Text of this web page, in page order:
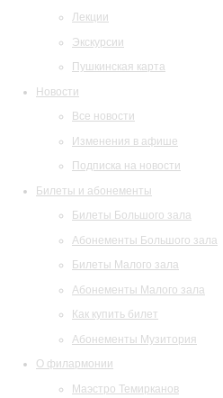
Лекции
Экскурсии
Пушкинская карта
Новости
Все новости
Изменения в афише
Подписка на новости
Билеты и абонементы
Билеты Большого зала
Абонементы Большого зала
Билеты Малого зала
Абонементы Малого зала
Как купить билет
Абонементы Музитория
О филармонии
Маэстро Темирканов